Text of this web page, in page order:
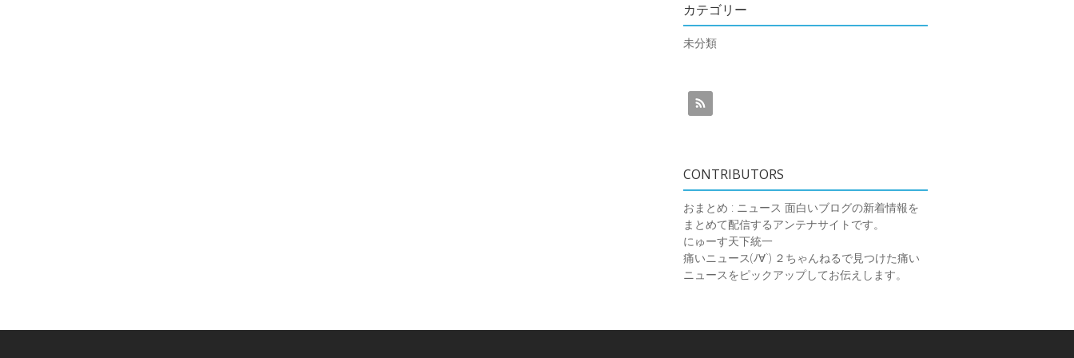
カテゴリー
未分類
CONTRIBUTORS
おまとめ : ニュース 面白いブログの新着情報を
まとめて配信するアンテナサイトです。
にゅーす天下統一
痛いニュース(ﾉ∀`) ２ちゃんねるで見つけた痛い
ニュースをピックアップしてお伝えします。